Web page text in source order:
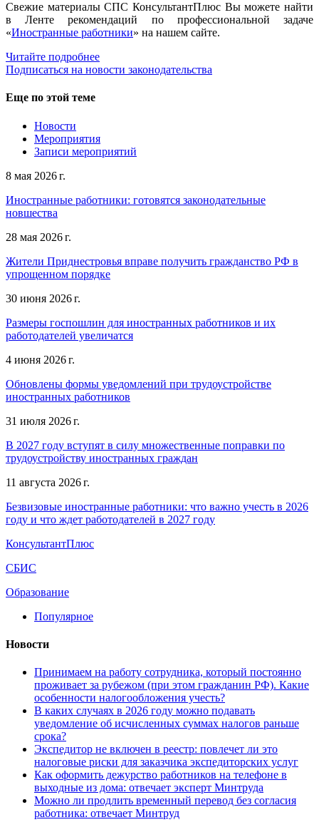
Свежие материалы СПС КонсультантПлюс Вы можете найти
в Ленте рекомендаций по профессиональной задаче
«Иностранные работники» на нашем сайте.
Читайте подробнее
Подписаться на новости законодательства
Еще по этой теме
Новости
Мероприятия
Записи мероприятий
8 мая 2026 г.
Иностранные работники: готовятся законодательные
новшества
28 мая 2026 г.
Жители Приднестровья вправе получить гражданство РФ в
упрощенном порядке
30 июня 2026 г.
Размеры госпошлин для иностранных работников и их
работодателей увеличатся
4 июня 2026 г.
Обновлены формы уведомлений при трудоустройстве
иностранных работников
31 июля 2026 г.
В 2027 году вступят в силу множественные поправки по
трудоустройству иностранных граждан
11 августа 2026 г.
Безвизовые иностранные работники: что важно учесть в 2026
году и что ждет работодателей в 2027 году
КонсультантПлюс
СБИС
Образование
Популярное
Новости
Принимаем на работу сотрудника, который постоянно
проживает за рубежом (при этом гражданин РФ). Какие
особенности налогообложения учесть?
В каких случаях в 2026 году можно подавать
уведомление об исчисленных суммах налогов раньше
срока?
Экспедитор не включен в реестр: повлечет ли это
налоговые риски для заказчика экспедиторских услуг
Как оформить дежурство работников на телефоне в
выходные из дома: отвечает эксперт Минтруда
Можно ли продлить временный перевод без согласия
работника: отвечает Минтруд